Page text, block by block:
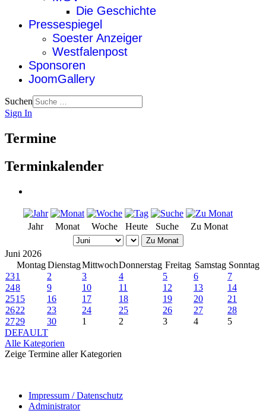
Die Geschichte
Pressespiegel
Soester Anzeiger
Westfalenpost
Sponsoren
JoomGallery
Suchen
Sign In
Termine
Terminkalender
Jahr Monat Woche Heute Suche Zu Monat
Zu Monat
Juni 2026
Montag DienstagMittwochDonnerstag Freitag Samstag Sonntag
231 2 3 4 5 6
7
248 9 10 11 12 13
14
2515 16 17 18 19 20
21
2622 23 24 25 26 27
28
2729 30 1 2 3 4
5
DEFAULT
Alle Kategorien
Zeige Termine aller Kategorien
Impressum / Datenschutz
Administrator